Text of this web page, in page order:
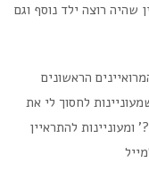
שהיה רוצה ילד נוסף וגם
הראשונים
לחסוך לי את
להתראיין